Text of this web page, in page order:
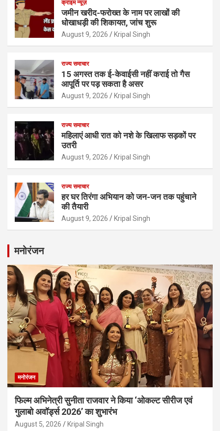
क्राइम न्यूज़
जमीन खरीद-फरोख्त के नाम पर लाखों की
धोखाधड़ी की शिकायत, जांच शुरू
August 9, 2026 Kripal Singh
राज्य समाचार
15 अगस्त तक ई-केवाईसी नहीं कराई तो गैस
आपूर्ति पर पड़ सकता है असर
August 9, 2026 Kripal Singh
राज्य समाचार
महिलाएं आधी रात को नशे के खिलाफ सड़कों पर
उतरी
August 9, 2026 Kripal Singh
राज्य समाचार
हर घर तिरंगा अभियान को जन-जन तक पहुंचाने
की तैयारी
August 9, 2026 Kripal Singh
मनोरंजन
मनोरंजन
फिल्म अभिनेत्री सुनीता राजवार ने किया ‘ओकल्ट सीरीज एवं
गुलाबो अवॉर्ड्स 2026’ का शुभारंभ
August 5, 2026 Kripal Singh